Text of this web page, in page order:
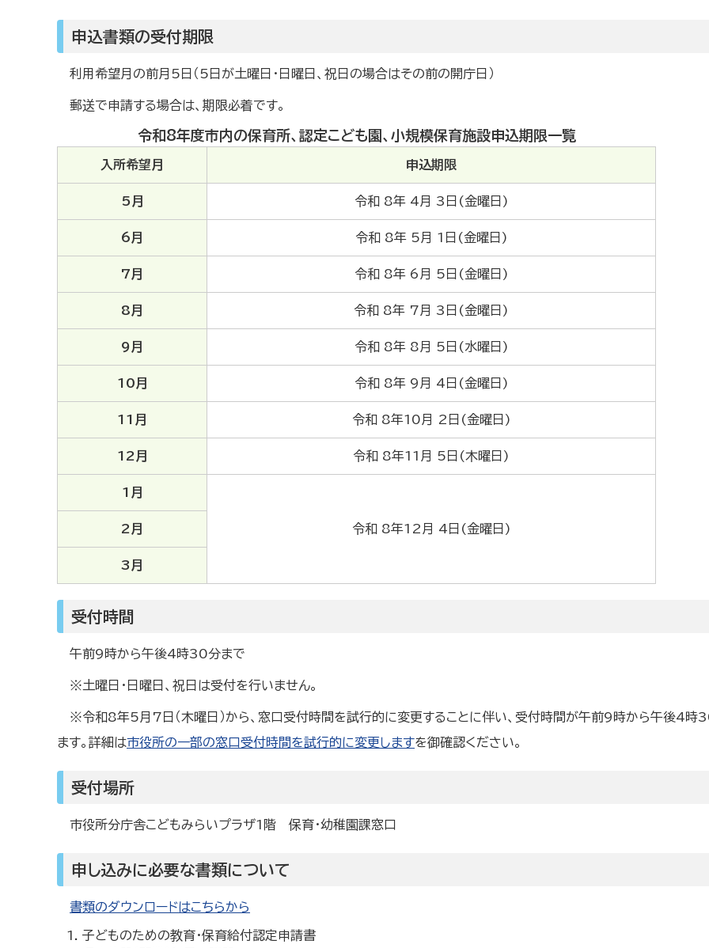
申込書類の受付期限
利用希望月の前月5日（5日が土曜日・日曜日、祝日の場合はその前の開庁日）
郵送で申請する場合は、期限必着です。
令和8年度市内の保育所、認定こども園、小規模保育施設申込期限一覧
入所希望月 申込期限
5月 令和 8年 4月 3日(金曜日)
6月 令和 8年 5月 1日(金曜日)
7月 令和 8年 6月 5日(金曜日)
8月 令和 8年 7月 3日(金曜日)
9月 令和 8年 8月 5日(水曜日)
10月 令和 8年 9月 4日(金曜日)
11月 令和 8年10月 2日(金曜日)
12月 令和 8年11月 5日(木曜日)
1月
令和 8年12月 4日(金曜日)
2月
3月
受付時間
午前9時から午後4時30分まで
※土曜日・日曜日、祝日は受付を行いません。
※令和8年5月7日（木曜日）から、窓口受付時間を試行的に変更することに伴い、受付時間が午前9時から午後4時
ます。詳細は市役所の一部の窓口受付時間を試行的に変更しますを御確認ください。
受付場所
市役所分庁舎こどもみらいプラザ1階 保育・幼稚園課窓口
申し込みに必要な書類について
書類のダウンロードはこちらから
子どものための教育・保育給付認定申請書